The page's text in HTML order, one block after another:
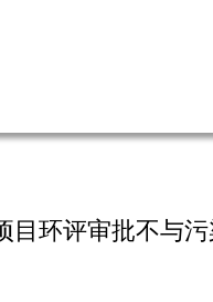
目环评审批不与